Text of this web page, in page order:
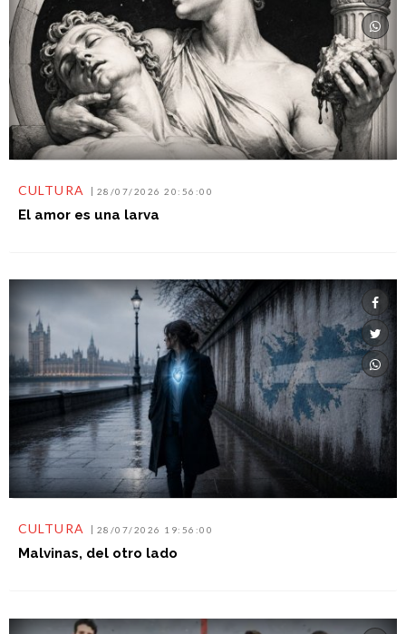
CULTURA 28/07/2026 20:56:00
El amor es una larva
CULTURA 28/07/2026 19:56:00
Malvinas, del otro lado